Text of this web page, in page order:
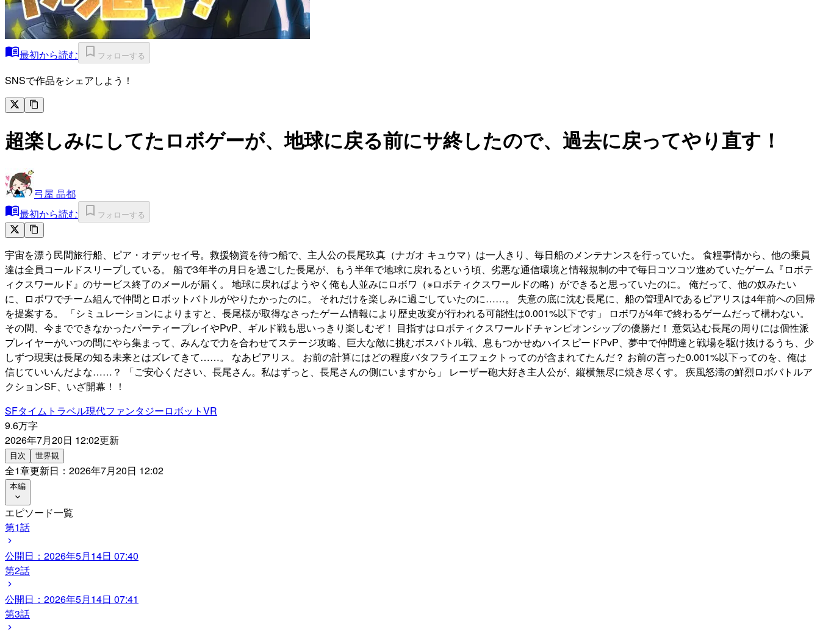
最初から読む フォローする
SNSで作品をシェアしよう！
超楽しみにしてたロボゲーが、地球に戻る前にサ終したので、過去に戻ってやり直す！
弓屋 晶都
最初から読む
フォローする
宇宙を漂う民間旅行船、ピア・オデッセイ号。救援物資を待つ船で、主人公の長尾玖真（ナガオ キュウマ）は一人きり、毎日船のメンテナンスを行っていた。 食糧事情から、他の乗員
達は全員コールドスリープしている。 船で3年半の月日を過ごした長尾が、もう半年で地球に戻れるという頃、劣悪な通信環境と情報規制の中で毎日コツコツ進めていたゲーム『ロボテ
ィクスワールド』のサービス終了のメールが届く。 地球に戻ればようやく俺も人並みにロボワ（※ロボティクスワールドの略）ができると思っていたのに。 俺だって、他の奴みたい
に、ロボワでチーム組んで仲間とロボットバトルがやりたかったのに。 それだけを楽しみに過ごしていたのに……。 失意の底に沈む長尾に、船の管理AIであるピアリスは4年前への回帰
を提案する。 「シミュレーションによりますと、長尾様が取得なさったゲーム情報により歴史改変が行われる可能性は0.001%以下です」 ロボワが4年で終わるゲームだって構わない。
その間、今までできなかったパーティープレイやPvP、ギルド戦も思いっきり楽しむぞ！ 目指すはロボティクスワールドチャンピオンシップの優勝だ！ 意気込む長尾の周りには個性派
プレイヤーがいつの間にやら集まって、みんなで力を合わせてステージ攻略、巨大な敵に挑むボスバトル戦、息もつかせぬハイスピードPvP、夢中で仲間達と戦場を駆け抜けるうち、少
しずつ現実は長尾の知る未来とはズレてきて……。 なあピアリス。 お前の計算にはどの程度バタフライエフェクトってのが含まれてたんだ？ お前の言った0.001%以下ってのを、俺は
信じていいんだよな……？ 「ご安心ください、長尾さん。私はずっと、長尾さんの側にいますから」 レーザー砲大好き主人公が、縦横無尽に焼き尽くす。 疾風怒濤の鮮烈ロボバトルア
クションSF、いざ開幕！！
SFタイムトラベル現代ファンタジーロボットVR
9.6万字
2026年7月20日 12:02更新
目次 世界観
全1章更新日： 2026年7月20日 12:02
本編
エピソード一覧
第1話
公開日： 2026年5月14日 07:40
第2話
公開日： 2026年5月14日 07:41
第3話